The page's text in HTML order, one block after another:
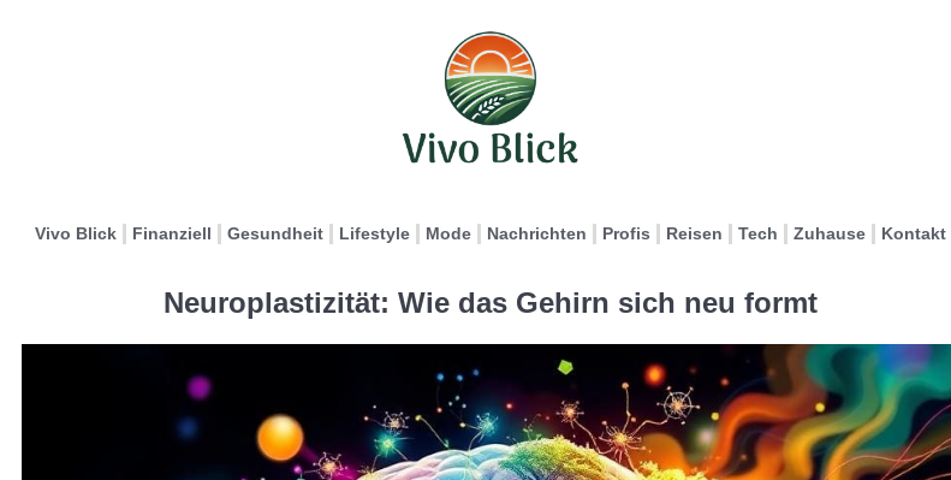
Vivo Blick Finanziell Gesundheit Lifestyle Mode Nachrichten Profis Reisen Tech Zuhause Kontakt
Neuroplastizität: Wie das Gehirn sich neu formt